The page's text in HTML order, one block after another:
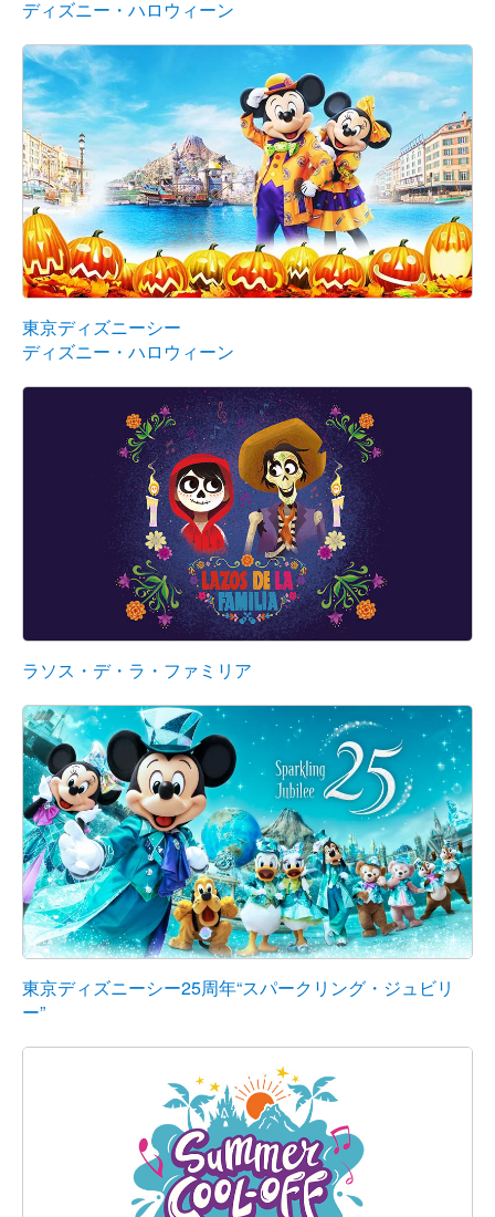
ディズニー・ハロウィーン
東京ディズニーシー
ディズニー・ハロウィーン
ラソス・デ・ラ・ファミリア
東京ディズニーシー25周年“スパークリング・ジュビリ
ー”